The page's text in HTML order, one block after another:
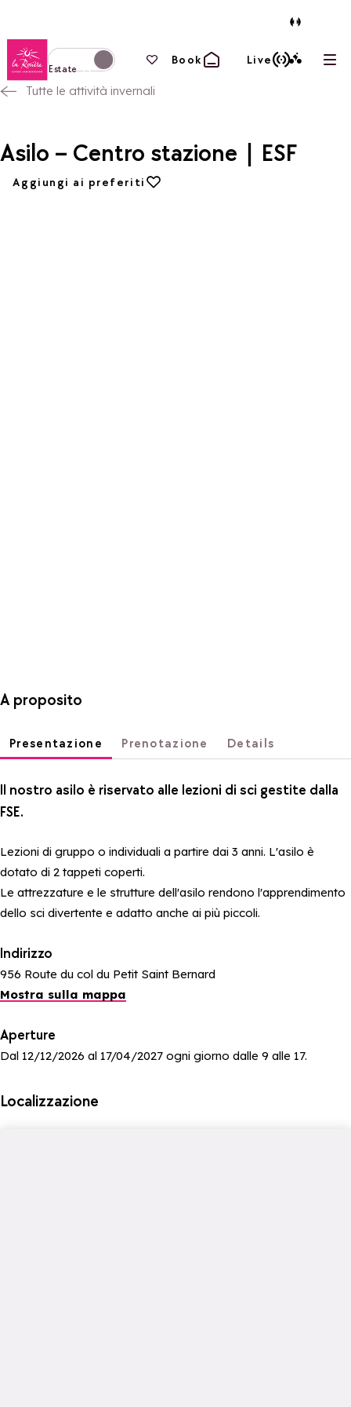
Torna alla home page
Passa alla modalità invernale
Estate
I tuoi preferiti
Book Live
Tutte le attività invernali
Asilo – Centro stazione | ESF
Aggiungi ai preferiti
Aggiungi ai preferiti
A proposito
Presentazione Prenotazione Details
Il nostro asilo è riservato alle lezioni di sci gestite dalla
FSE.
Lezioni di gruppo o individuali a partire dai 3 anni. L'asilo è
dotato di 2 tappeti coperti.
Le attrezzature e le strutture dell'asilo rendono l'apprendimento
dello sci divertente e adatto anche ai più piccoli.
Indirizzo
956 Route du col du Petit Saint Bernard
Mostra sulla mappa
Aperture
Dal 12/12/2026 al 17/04/2027 ogni giorno dalle 9 alle 17.
Localizzazione